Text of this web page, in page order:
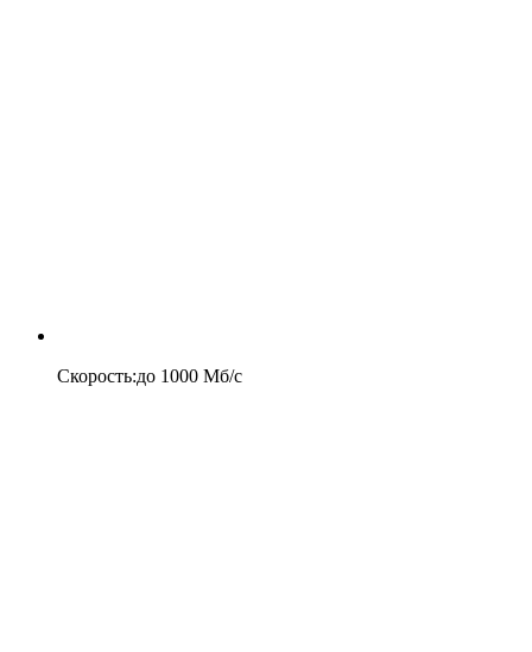
Скорость:до 1000 Мб/c